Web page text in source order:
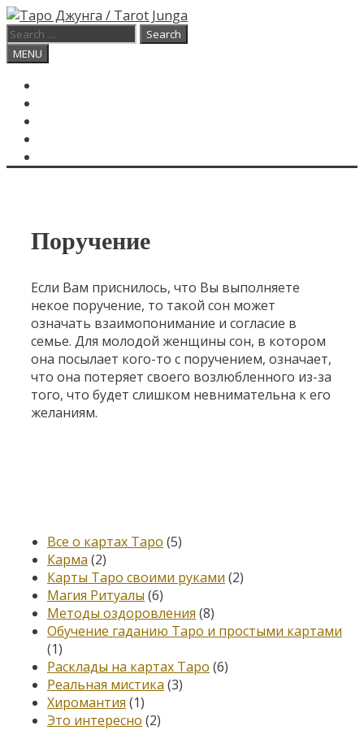
Skip
to
content
Search
for:
Search
MENU
Поручение
Если Вам приснилось, что Вы выполняете
некое поручение, то такой сон может
означать взаимопонимание и согласие в
семье. Для молодой женщины сон, в котором
она посылает кого-то с поручением, означает,
что она потеряет своего возлюбленного из-за
того, что будет слишком невнимательна к его
желаниям.
Все о картах Таро (5)
Карма (2)
Карты Таро своими руками (2)
Магия Ритуалы (6)
Методы оздоровления (8)
Обучение гаданию Таро и простыми картами
(1)
Расклады на картах Таро (6)
Реальная мистика (3)
Хиромантия (1)
Это интересно (2)